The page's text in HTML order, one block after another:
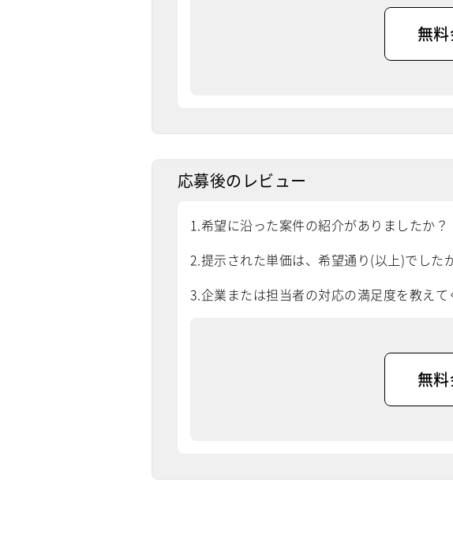
無
応募後のレビュー
1.希望に沿った案件の紹介がありましたか？
2.提示された単価は、希望通り(以上)でした
3.企業または担当者の対応の満足度を教えて
無